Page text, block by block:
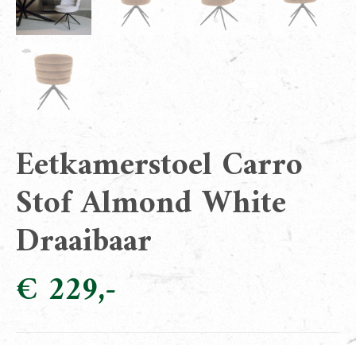
Eetkamerstoel Carro
Stof Almond White
Draaibaar
€ 229